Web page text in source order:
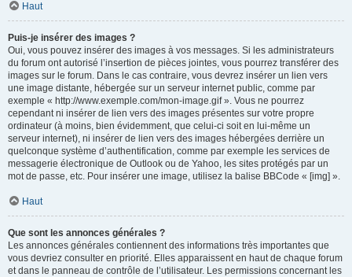
Haut
Puis-je insérer des images ?
Oui, vous pouvez insérer des images à vos messages. Si les administrateurs
du forum ont autorisé l’insertion de pièces jointes, vous pourrez transférer des
images sur le forum. Dans le cas contraire, vous devrez insérer un lien vers
une image distante, hébergée sur un serveur internet public, comme par
exemple « http://www.exemple.com/mon-image.gif ». Vous ne pourrez
cependant ni insérer de lien vers des images présentes sur votre propre
ordinateur (à moins, bien évidemment, que celui-ci soit en lui-même un
serveur internet), ni insérer de lien vers des images hébergées derrière un
quelconque système d’authentification, comme par exemple les services de
messagerie électronique de Outlook ou de Yahoo, les sites protégés par un
mot de passe, etc. Pour insérer une image, utilisez la balise BBCode « [img] ».
Haut
Que sont les annonces générales ?
Les annonces générales contiennent des informations très importantes que
vous devriez consulter en priorité. Elles apparaissent en haut de chaque forum
et dans le panneau de contrôle de l’utilisateur. Les permissions concernant les